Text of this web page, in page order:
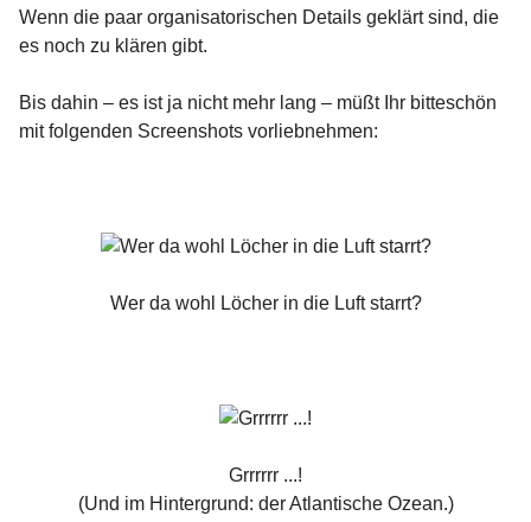
Wenn die paar organisatorischen Details geklärt sind, die
es noch zu klären gibt.
Bis dahin – es ist ja nicht mehr lang – müßt Ihr bitteschön
mit folgenden Screenshots vorliebnehmen:
Wer da wohl Löcher in die Luft starrt?
Grrrrrr ...!
(Und im Hintergrund: der Atlantische Ozean.)